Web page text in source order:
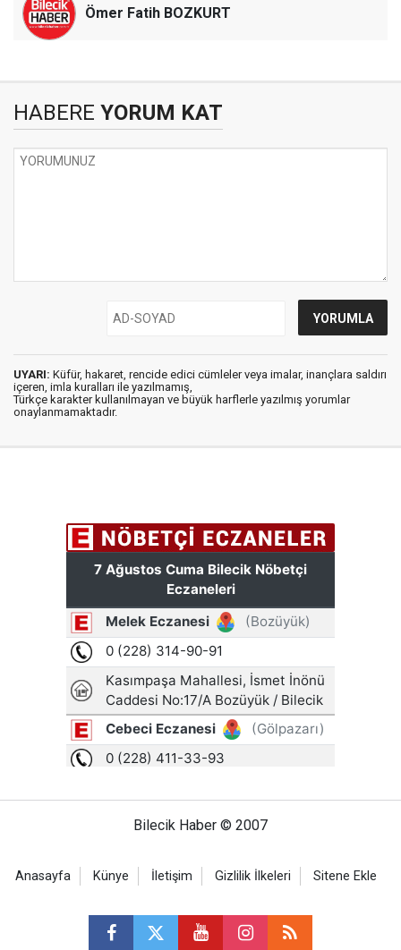
Ömer Fatih BOZKURT
HABERE YORUM KAT
UYARI: Küfür, hakaret, rencide edici cümleler veya imalar, inançlara saldırı
içeren, imla kuralları ile yazılmamış,
Türkçe karakter kullanılmayan ve büyük harflerle yazılmış yorumlar
onaylanmamaktadır.
Bilecik Haber © 2007
Anasayfa Künye İletişim Gizlilik İlkeleri Sitene Ekle